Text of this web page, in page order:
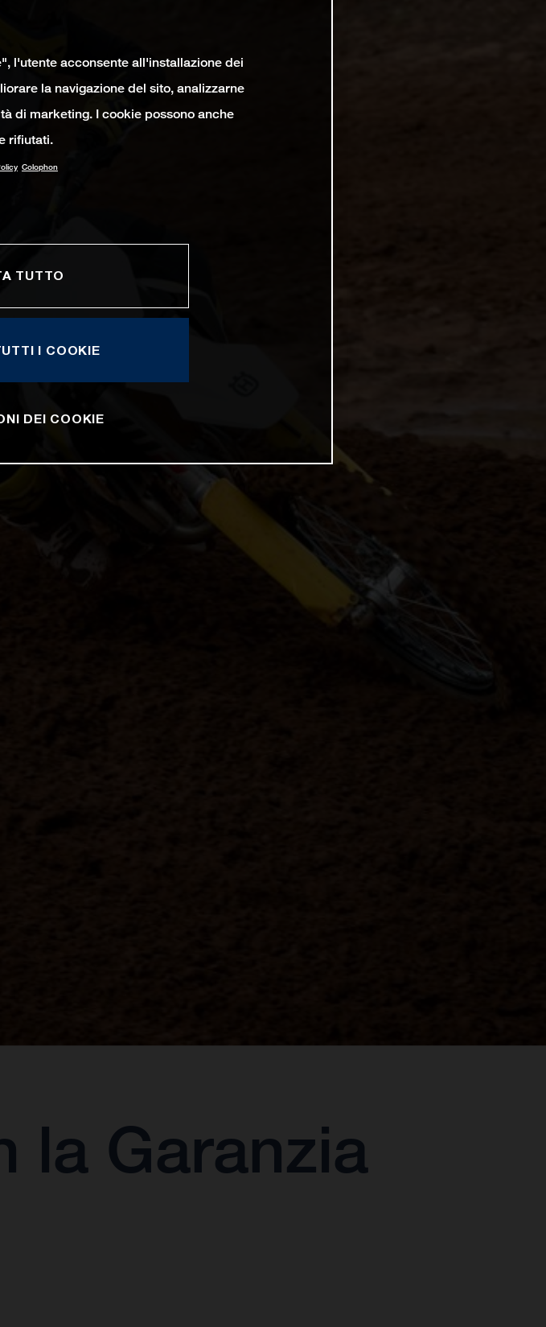
la Garanzia
l'utente acconsente all'installazione dei
la navigazione del sito, analizzarne
di marketing. I cookie possono anche
rifiutati.
Colophon
TUTTO
I COOKIE
DEI COOKIE